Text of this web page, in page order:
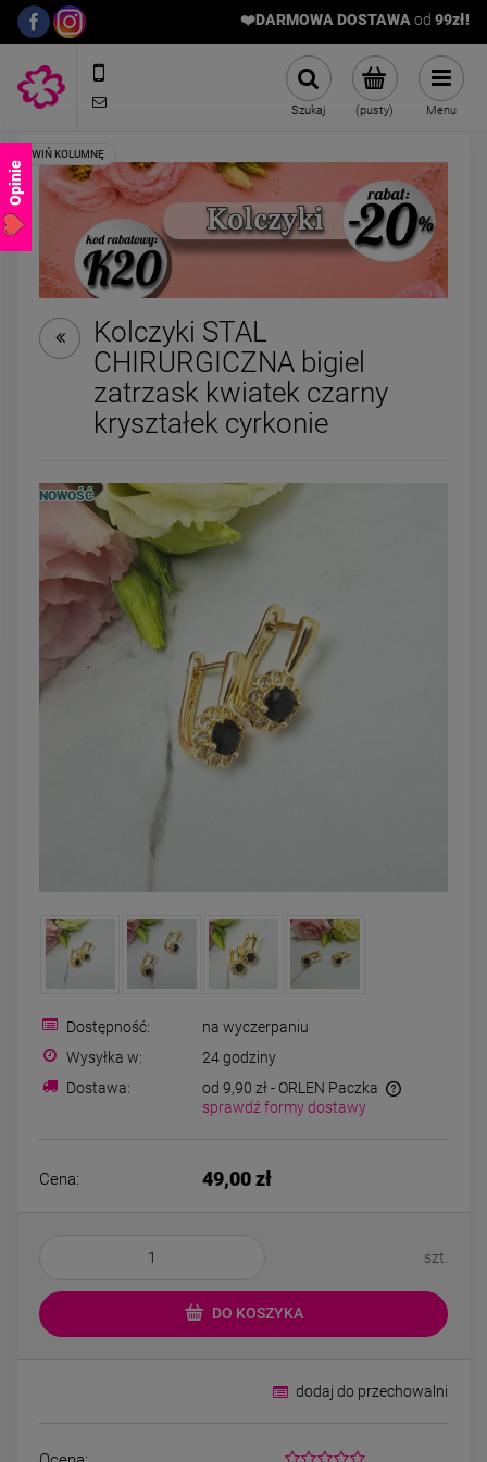
❤️DARMOWA DOSTAWA od 99zł!
sklep@stalowelove.com.pl (pusty)
Szukaj Menu
Kolczyki STAL
CHIRURGICZNA bigiel
elipsa grubszy dół 2 cm
49,00 zł
DO KOSZYKA
CHIRURGICZNA
pary kulki
Kolczyki STAL
koniczynki różowy
kryształek
44,00 zł
Kolczyki STAL
CHIRURGICZNA bigiel
zatrzask kwiatek czarny
kryształek cyrkonie
NOWOŚĆ
Dostępność:
na wyczerpaniu
Wysyłka w:
24 godziny
Dostawa:
od 9,90 zł - ORLEN Paczka
sprawdź formy dostawy
Cena: 49,00 zł
szt.
DO KOSZYKA
dodaj do przechowalni
Opinie